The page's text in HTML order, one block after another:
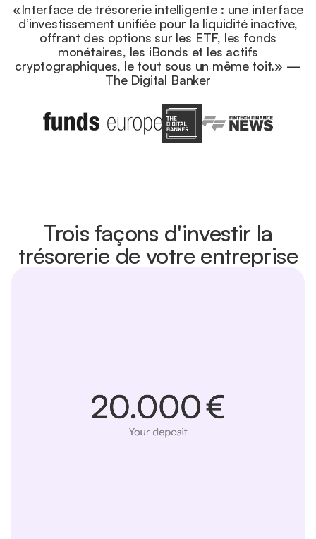
«Interface de trésorerie intelligente : une interface
d’investissement unifiée pour la liquidité inactive,
offrant des options sur les ETF, les fonds
monétaires, les iBonds et les actifs
cryptographiques, le tout sous un même toit.» —
The Digital Banker
Trois façons d'investir la
trésorerie de votre entreprise